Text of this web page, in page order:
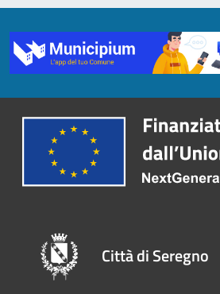
Città di Seregno